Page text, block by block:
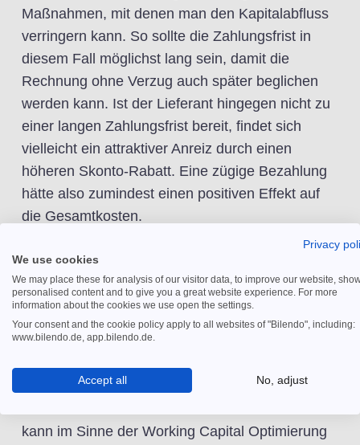
Maßnahmen, mit denen man den Kapitalabfluss
verringern kann. So sollte die Zahlungsfrist in
diesem Fall möglichst lang sein, damit die
Rechnung ohne Verzug auch später beglichen
werden kann. Ist der Lieferant hingegen nicht zu
einer langen Zahlungsfrist bereit, findet sich
vielleicht ein attraktiver Anreiz durch einen
höheren Skonto-Rabatt. Eine zügige Bezahlung
hätte also zumindest einen positiven Effekt auf
die Gesamtkosten.
Je nach Verhandlungsstärke des eigenen
Unternehmens können aufgrund der
Vertragsfreiheit zwischen Unternehmen viele
vorteilhafte Zahlungskonditionen vereinbart
werden. Letztlich gilt es aber ebenso, alle
eingehenden Rechnung und Waren genauestens
zu prüfen, um falsche Beträge und mangelhafte
kann im Sinne der Working Capital Optimierung
Privacy
We use cookies
We may place these for analysis of our visitor data, to improve our website,
personalised content and to give you a great website experience. For more
information about the cookies we use open the settings.
Your consent and the cookie policy apply to all websites of "Bilendo", including:
www.bilendo.de, app.bilendo.de.
Accept all No, adjust